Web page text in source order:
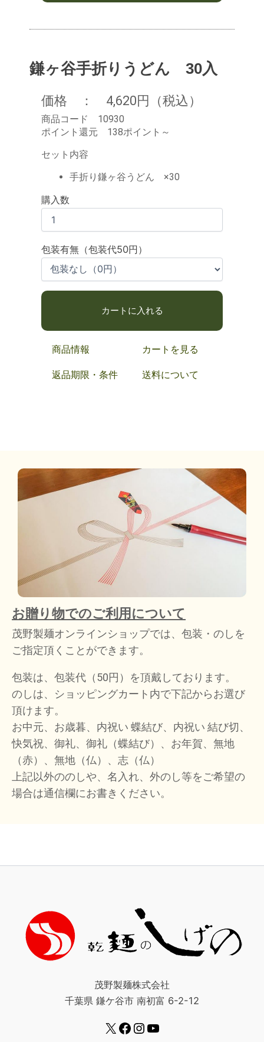
鎌ヶ谷手折りうどん 30入
価格 ： 4,620円（税込）
商品コード 10930
ポイント還元 138ポイント～
セット内容
手折り鎌ヶ谷うどん ×30
購入数
包装有無（包装代50円）
商品情報 カートを見る
返品期限・条件 送料について
お贈り物でのご利用について
茂野製麺オンラインショップでは、包装・のしを
ご指定頂くことができます。
包装は、包装代（50円）を頂戴しております。
のしは、ショッピングカート内で下記からお選び
頂けます。
お中元、お歳暮、内祝い 蝶結び、内祝い 結び切、
快気祝、御礼、御礼（蝶結び）、お年賀、無地
（赤）、無地（仏）、志（仏）
上記以外ののしや、名入れ、外のし等をご希望の
場合は通信欄にお書きください。
茂野製麺株式会社
千葉県 鎌ケ谷市 南初富 6-2-12